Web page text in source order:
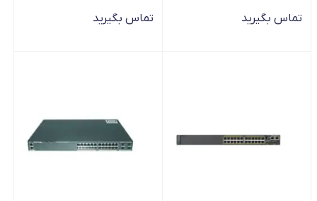
تماس بگیرید تماس بگیرید